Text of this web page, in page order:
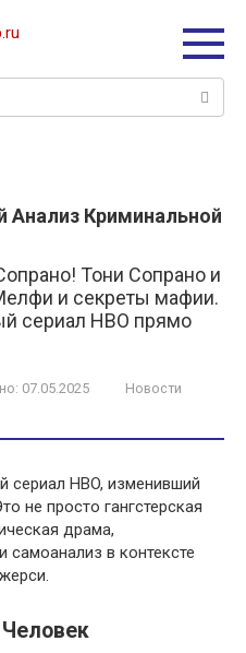
Анализ Криминальной
Тони Сопрано и
и секреты мафии.
сериал HBO прямо
07.05.2025
Новости
сериал HBO, изменивший
не просто гангстерская
драма,
в контексте